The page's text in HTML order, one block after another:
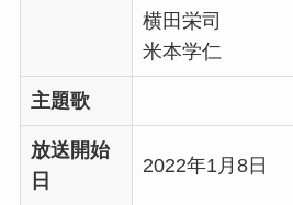
横田栄司
米本学仁
主題歌
放送開始
日
2022年1月8日